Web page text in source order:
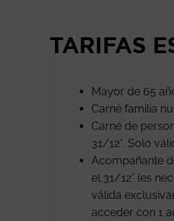
TARIFAS
Mayor de 65
Carné familia
Carné de
31/12*. Solo
Acompañante
el 31/12* (es
válida
acceder con 1